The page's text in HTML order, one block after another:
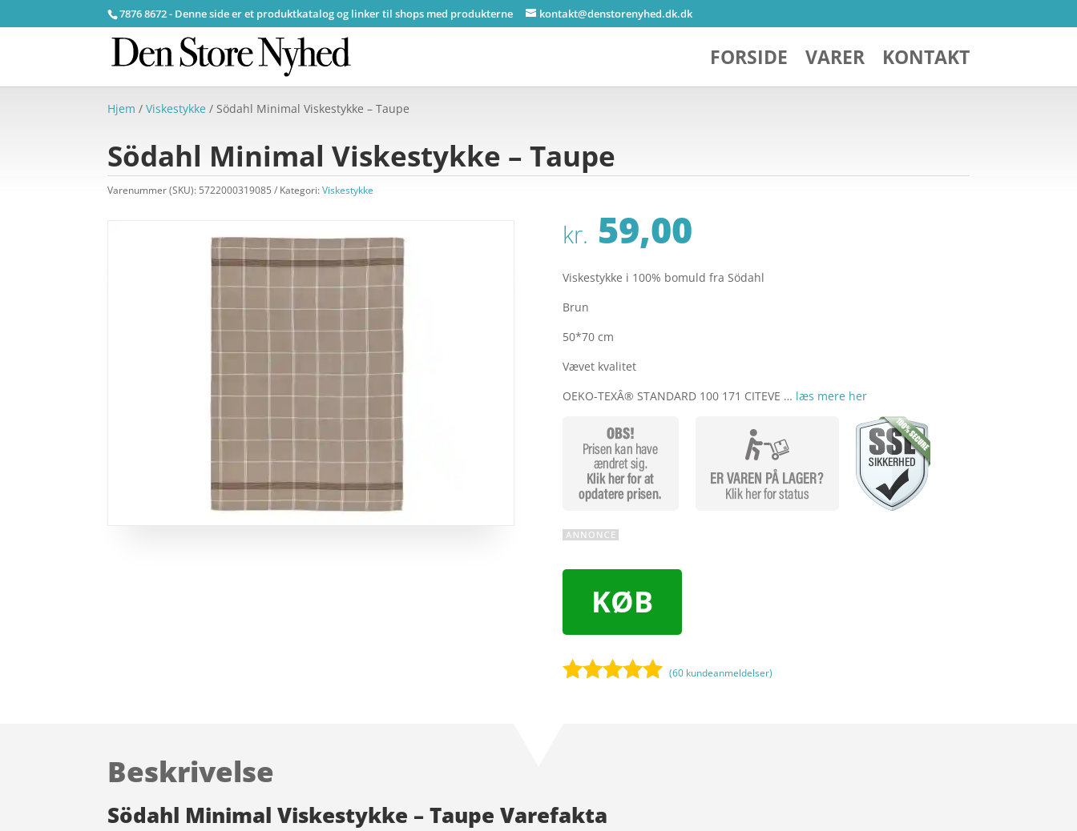
7876 8672 - Denne side er et produktkatalog og linker til shops med produkterne kontakt@denstorenyhed.dk.dk
FORSIDE VARER KONTAKT
Hjem /Viskestykke / Södahl Minimal Viskestykke – Taupe
Södahl Minimal Viskestykke – Taupe
Varenummer (SKU): 5722000319085 Kategori:Viskestykke
kr. 59,00
Viskestykke i 100% bomuld fra Södahl
Brun
50*70 cm
Vævet kvalitet
OEKO-TEXÂ® STANDARD 100 171 CITEVE … læs mere her
KØB
(60 kundeanmeldelser)
Beskrivelse
Södahl Minimal Viskestykke – Taupe Varefakta